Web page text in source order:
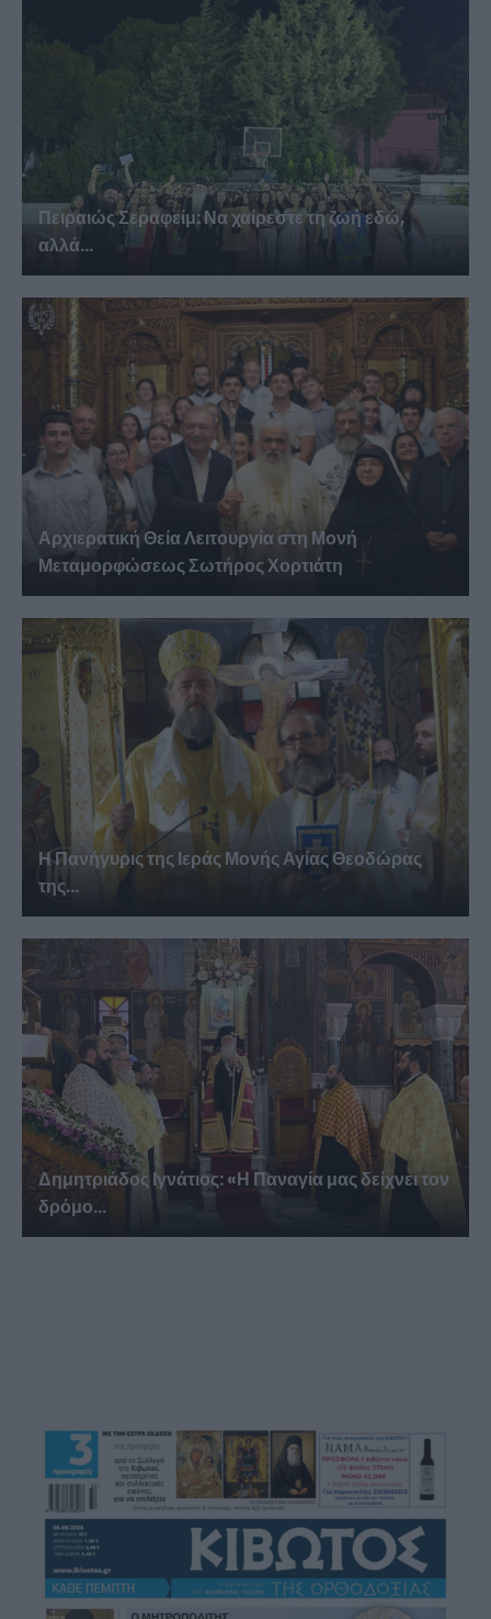
Πειραιώς Σεραφείμ: Να χαίρεστε τη ζωή εδώ,
αλλά...
Αρχιερατική Θεία Λειτουργία στη Μονή
Μεταμορφώσεως Σωτήρος Χορτιάτη
Η Πανήγυρις της Ιεράς Μονής Αγίας Θεοδώρας
της...
Δημητριάδος Ιγνάτιος: «Η Παναγία μας δείχνει τον
δρόμο...